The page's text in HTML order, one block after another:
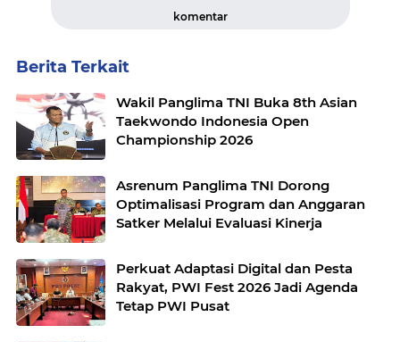
komentar
Berita Terkait
Wakil Panglima TNI Buka 8th Asian
Taekwondo Indonesia Open
Championship 2026
Asrenum Panglima TNI Dorong
Optimalisasi Program dan Anggaran
Satker Melalui Evaluasi Kinerja
Perkuat Adaptasi Digital dan Pesta
Rakyat, PWI Fest 2026 Jadi Agenda
Tetap PWI Pusat